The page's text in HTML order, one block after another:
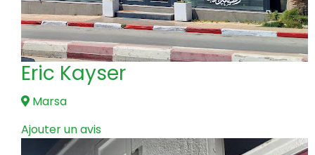
Eric Kayser
Marsa
Ajouter un avis